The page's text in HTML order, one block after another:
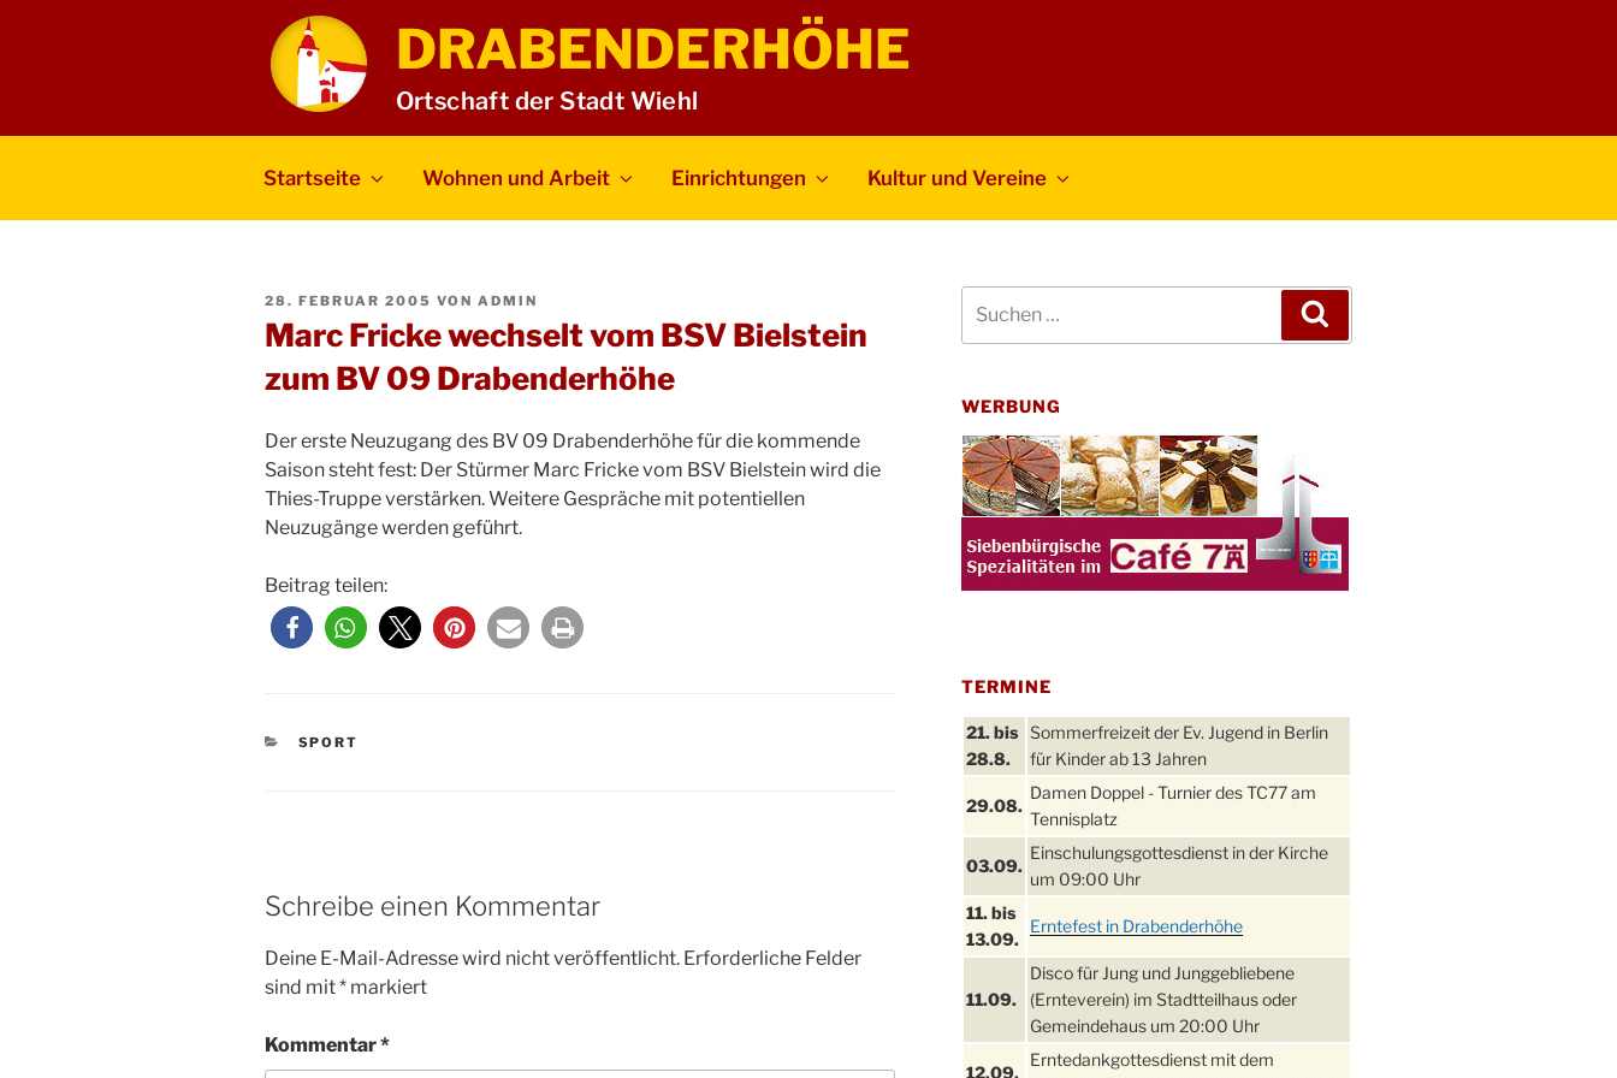
DRABENDERHÖHE
Ortschaft der Stadt Wiehl
Startseite Wohnen und Arbeit Einrichtungen Kultur und Vereine
VERÖFFENTLICHT
28. FEBRUAR 2005 VON ADMIN
Marc Fricke wechselt vom BSV Bielstein
zum BV 09 Drabenderhöhe
Der erste Neuzugang des BV 09 Drabenderhöhe für die kommende
Saison steht fest: Der Stürmer Marc Fricke vom BSV Bielstein wird die
Thies-Truppe verstärken. Weitere Gespräche mit potentiellen
Neuzugänge werden geführt.
Beitrag teilen:
KATEGORIEN
SPORT
Schreibe einen Kommentar
Deine E-Mail-Adresse wird nicht veröffentlicht. Erforderliche Felder
sind mit* markiert
Kommentar*
nach:
WERBUNG
TERMINE
21. bis
28.8.
Sommerfreizeit der Ev. Jugend in Berlin
für Kinder ab 13 Jahren
29.08.
Damen Doppel - Turnier des TC77 am
Tennisplatz
03.09.
Einschulungsgottesdienst in der Kirche
um 09:00 Uhr
11. bis
13.09.
Erntefest in Drabenderhöhe
11.09.
Disco für Jung und Junggebliebene
(Ernteverein) im Stadtteilhaus oder
Gemeindehaus um 20:00 Uhr
12.09.
Erntedankgottesdienst mit dem